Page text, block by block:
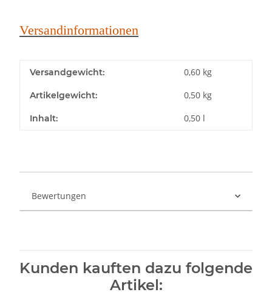
Versandinformationen
Versandgewicht: 0,60 kg
Artikelgewicht: 0,50 kg
Inhalt: 0,50 l
Bewertungen
Kunden kauften dazu folgende
Artikel: